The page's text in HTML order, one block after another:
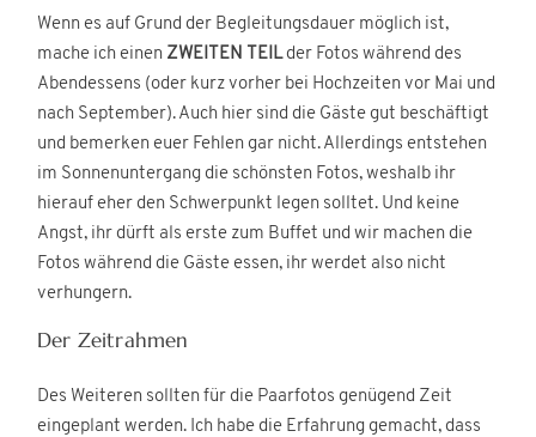
Wenn es auf Grund der Begleitungsdauer möglich ist,
mache ich einen ZWEITEN TEILder Fotos während des
Abendessens (oder kurz vorher bei Hochzeiten vor Mai und
nach September). Auch hier sind die Gäste gut beschäftigt
und bemerken euer Fehlen gar nicht. Allerdings entstehen
im Sonnenuntergang die schönsten Fotos, weshalb ihr
hierauf eher den Schwerpunkt legen solltet. Und keine
Angst, ihr dürft als erste zum Buffet und wir machen die
Fotos während die Gäste essen, ihr werdet also nicht
verhungern.
Der Zeitrahmen
Des Weiteren sollten für die Paarfotos genügend Zeit
eingeplant werden. Ich habe die Erfahrung gemacht, dass